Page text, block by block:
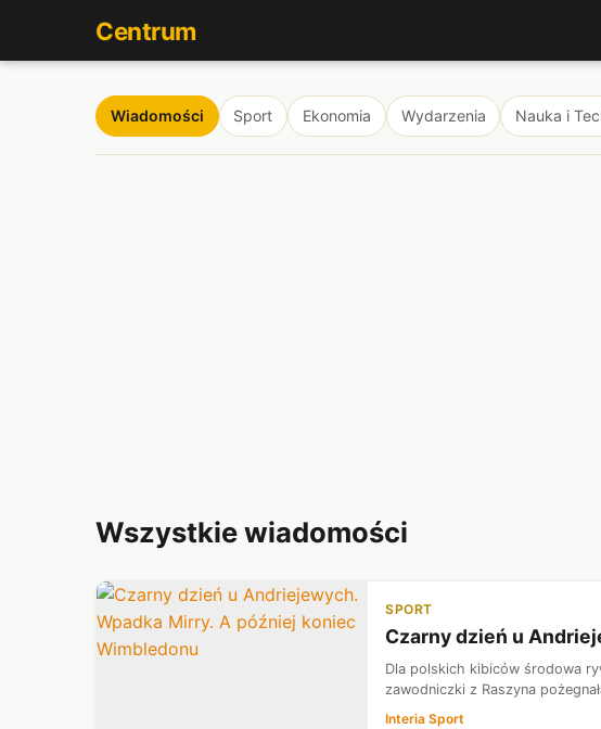
Centrum
Wiadomości Sport Ekonomia Wydarzenia Nauka i
Wszystkie wiadomości
SPORT
Czarny dzień u
Dla polskich kibiców środowa
zawodniczki z Raszyna
Interia Sport